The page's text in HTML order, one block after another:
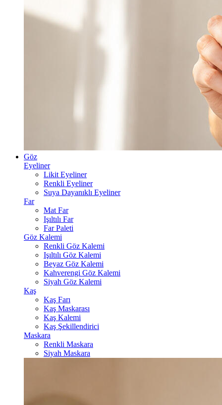
Göz
Eyeliner
Likit Eyeliner
Renkli Eyeliner
Suya Dayanıklı Eyeliner
Far
Mat Far
Işıltılı Far
Far Paleti
Göz Kalemi
Renkli Göz Kalemi
Işıltılı Göz Kalemi
Beyaz Göz Kalemi
Kahverengi Göz Kalemi
Siyah Göz Kalemi
Kaş
Kaş Farı
Kaş Maskarası
Kaş Kalemi
Kaş Şekillendirici
Maskara
Renkli Maskara
Siyah Maskara